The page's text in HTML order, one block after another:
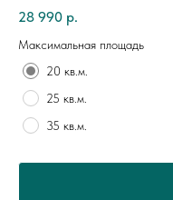
28 990 р.
Максимальная площадь
20 кв.м.
25 кв.м.
35 кв.м.